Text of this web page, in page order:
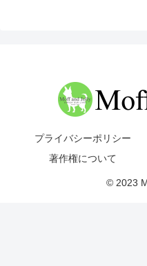
プライバシーポリシー
著作権について
© 2023